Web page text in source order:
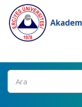
Ara